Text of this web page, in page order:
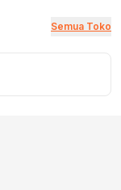
Semua Toko